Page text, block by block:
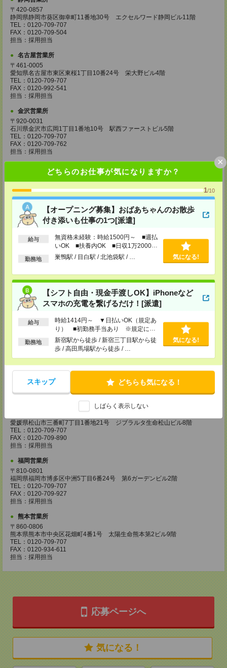
どちらのお仕事が気になりますか？
1/10
【オープニング募集】おばあちゃんのお散歩
付き添いも仕事の1つ[派遣]
給与
無資格未経験：時給1500円～ ■週払
いOK ■扶養内OK ■日収1万2000円
以上
勤務地 巣鴨駅 / 目白駅 / 北池袋駅 / … 気になる!
【シフト自由・現金手渡しOK】iPhoneなど
スマホの充電を繋げるだけ！[派遣]
給与
時給1414円～ ▼日払いOK（規定あ
り） ■初勤務手当あり ※規定によ
る
勤務地
新宿駅から徒歩 / 新宿三丁目駅から徒
歩 / 高田馬場駅から徒歩 / …
気になる!
スキップ どちらも気になる！
しばらく表示しない
×
〒420-0857
静岡県静岡市葵区御幸町11番地30号 エクセルワード静岡ビル11階
TEL：0120-709-707
FAX：0120-709-504
担当：採用担当
名古屋営業所
〒461-0005
愛知県名古屋市東区東桜1丁目10番24号 栄大野ビル4階
TEL：0120-709-707
FAX：0120-992-541
担当：採用担当
金沢営業所
〒920-0031
石川県金沢市広岡1丁目1番地10号 駅西ファーストビル5階
TEL：0120-709-707
FAX：0120-709-762
担当：採用担当
ルビル7階
TEL：0120-709-707
FAX：0120-709-751
担当：採用担当
〒530-0017
大阪府大阪市北区角田町8番1号 大阪梅田ツインタワーズ・ノース34階
TEL：0120-995-985
FAX：0120-992-568
神戸営業所
〒650-0044
兵庫県神戸市中央区東川崎町1丁目3番3号 神戸ハーバーランドセンタービ
ル18階
TEL：0120-995-984
FAX：0120-709-785
〒730-0031
広島県広島市中区紙屋町2丁目1番地22号 広島興銀ビル11階
FAX：0120-934-504
愛媛県松山市三番町7丁目1番地21号 ジブラルタ生命松山ビル8階
TEL：0120-709-707
FAX：0120-709-890
担当：採用担当
福岡営業所
〒810-0801
福岡県福岡市博多区中洲5丁目6番24号 第6ガーデンビル2階
TEL：0120-709-707
FAX：0120-709-927
担当：採用担当
熊本営業所
〒860-0806
熊本県熊本市中央区花畑町4番1号 太陽生命熊本第2ビル9階
TEL：0120-709-707
FAX：0120-934-611
担当：採用担当
応募ページへ
気になる！